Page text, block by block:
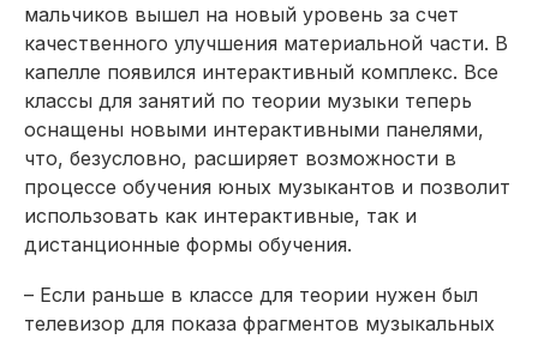
мальчиков вышел на новый уровень за счет
качественного улучшения материальной части. В
капелле появился интерактивный комплекс. Все
классы для занятий по теории музыки теперь
оснащены новыми интерактивными панелями,
что, безусловно, расширяет возможности в
процессе обу­чения юных музыкантов и позволит
использовать как интерактивные, так и
дистанционные формы обучения.
– Если раньше в классе для теории нужен был
телевизор для показа фрагментов музыкальных